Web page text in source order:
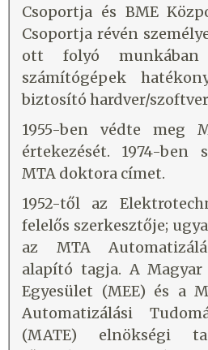
Csoportja és BME
Csoportja révén
ott folyó
számítógépek
biztosító hardver/
1955-ben védte meg
értekezését. 1974-ben
MTA doktora címet.
1952-től az
felelős szerkesztője;
az MTA
alapító tagja. A
Egyesület (MEE) és a
Automatizálási
(MATE) elnökségi